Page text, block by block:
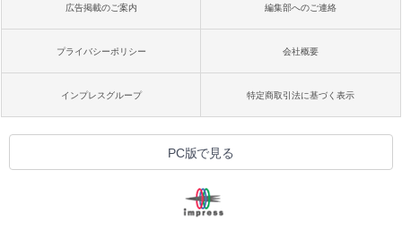
広告掲載のご案内 編集部へのご連絡
プライバシーポリシー 会社概要
インプレスグループ 特定商取引法に基づく表示
PC版で見る